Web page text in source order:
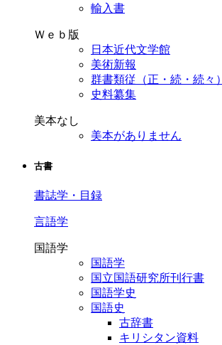
輸入書
Ｗｅｂ版
日本近代文学館
美術新報
群書類従（正・続・続々）
史料纂集
美本なし
美本がありません
古書
書誌学・目録
言語学
国語学
国語学
国立国語研究所刊行書
国語学史
国語史
古辞書
キリシタン資料